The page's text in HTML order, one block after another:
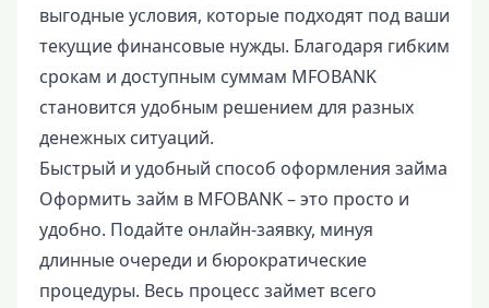
выгодные условия, которые подходят под ваши
текущие финансовые нужды. Благодаря гибким
срокам и доступным суммам MFOBANK
становится удобным решением для разных
денежных ситуаций.
Быстрый и удобный способ оформления займа
Оформить займ в MFOBANK – это просто и
удобно. Подайте онлайн-заявку, минуя
длинные очереди и бюрократические
процедуры. Весь процесс займет всего